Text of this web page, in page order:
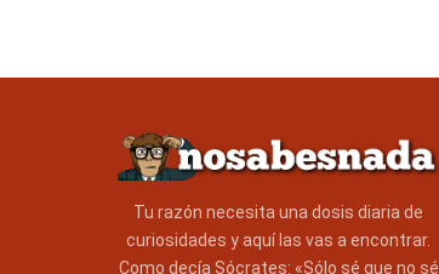
Tu razón necesita una dosis diaria de
curiosidades y aquí las vas a encontrar.
Como decía Sócrates: «Sólo sé que no sé